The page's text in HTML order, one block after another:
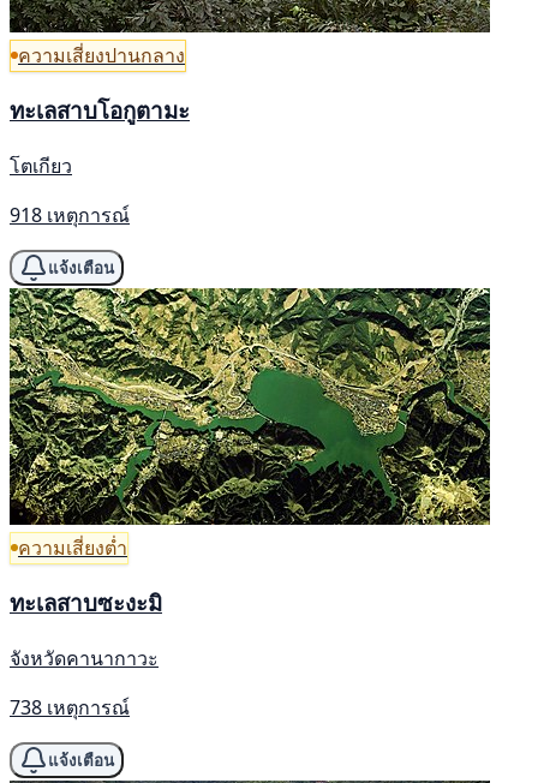
ความเสี่ยงปานกลาง
ทะเลสาบโอกูตามะ
โตเกียว
918 เหตุการณ์
แจ้งเตือน
ความเสี่ยงต่ำ
ทะเลสาบซะงะมิ
จังหวัดคานากาวะ
738 เหตุการณ์
แจ้งเตือน